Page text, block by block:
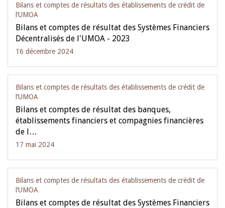
Bilans et comptes de résultats des établissements de crédit de
l‘UMOA
Bilans et comptes de résultat des Systèmes Financiers
Décentralisés de l'UMOA - 2023
16 décembre 2024
Bilans et comptes de résultats des établissements de crédit de
l‘UMOA
Bilans et comptes de résultat des banques,
établissements financiers et compagnies financières
de l…
17 mai 2024
Bilans et comptes de résultats des établissements de crédit de
l‘UMOA
Bilans et comptes de résultat des Systèmes Financiers